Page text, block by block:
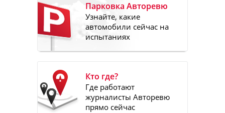
Парковка Авторевю
Узнайте, какие
автомобили сейчас на
испытаниях
Кто где?
Где работают
журналисты Авторевю
прямо сейчас